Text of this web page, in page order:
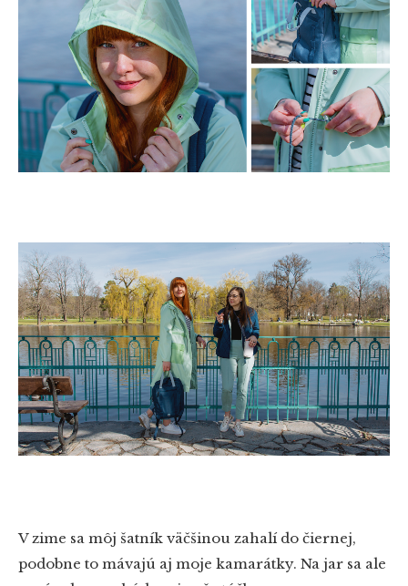
V zime sa môj šatník väčšinou zahalí do čiernej,
podobne to mávajú aj moje kamarátky. Na jar sa ale